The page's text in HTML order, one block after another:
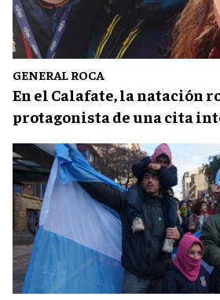
GENERAL ROCA
En el Calafate, la natación
protagonista de una cita